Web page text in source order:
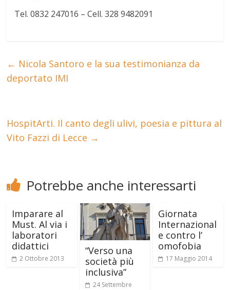
Tel. 0832 247016 – Cell. 328 9482091
← Nicola Santoro e la sua testimonianza da
deportato IMI
HospitArti. Il canto degli ulivi, poesia e pittura al
Vito Fazzi di Lecce →
Potrebbe anche interessarti
Imparare al
Must. Al via i
laboratori
didattici
2 Ottobre 2013
“Verso una
società più
inclusiva”
24 Settembre
Giornata
Internazional
e contro l’
omofobia
17 Maggio 2014